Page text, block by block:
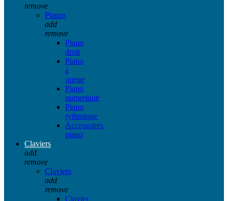
remove
Pianos
add
remove
Piano
droit
Piano
à
queue
Piano
numerique
Piano
rythmique
Accessoires
piano
Claviers
add
remove
Claviers
add
remove
Clavier